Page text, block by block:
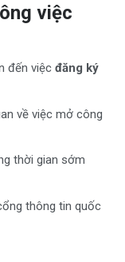
việc
đến việc đăng ký
về việc mở công
thời gian sớm
thông tin quốc